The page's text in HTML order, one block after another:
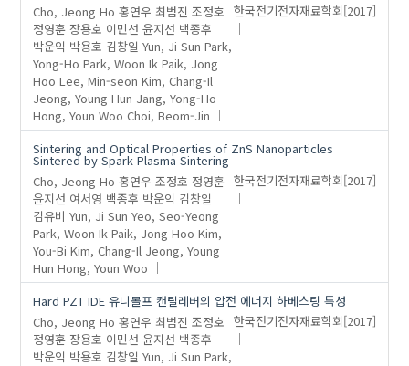
Cho, Jeong Ho 홍연우 최범진 조정호
정영훈 장용호 이민선 윤지선 백종후
박운익 박용호 김창일 Yun, Ji Sun Park,
Yong-Ho Park, Woon Ik Paik, Jong
Hoo Lee, Min-seon Kim, Chang-Il
Jeong, Young Hun Jang, Yong-Ho
Hong, Youn Woo Choi, Beom-Jin
한국전기전자재료학회[2017]
Sintering and Optical Properties of ZnS Nanoparticles
Sintered by Spark Plasma Sintering
Cho, Jeong Ho 홍연우 조정호 정영훈
윤지선 여서영 백종후 박운익 김창일
김유비 Yun, Ji Sun Yeo, Seo-Yeong
Park, Woon Ik Paik, Jong Hoo Kim,
You-Bi Kim, Chang-Il Jeong, Young
Hun Hong, Youn Woo
한국전기전자재료학회[2017]
Hard PZT IDE 유니몰프 캔틸레버의 압전 에너지 하베스팅 특성
Cho, Jeong Ho 홍연우 최범진 조정호
정영훈 장용호 이민선 윤지선 백종후
박운익 박용호 김창일 Yun, Ji Sun Park,
한국전기전자재료학회[2017]